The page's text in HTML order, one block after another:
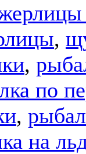
,
,
по
,
на